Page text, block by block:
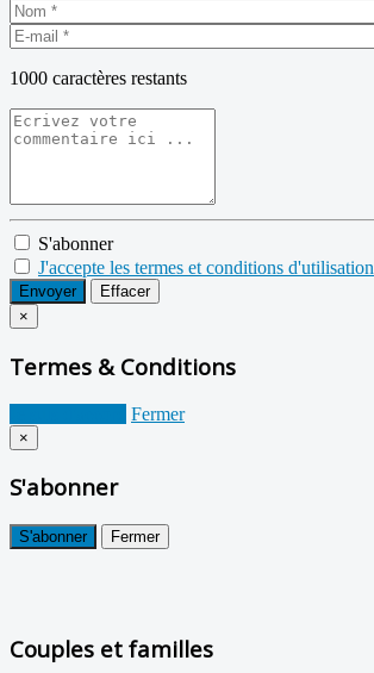
1000 caractères restants
S'abonner
J'accepte les termes et conditions d'utilisation
Envoyer
Effacer
×
Termes & Conditions
Fermer
×
S'abonner
S'abonner Fermer
Couples et familles